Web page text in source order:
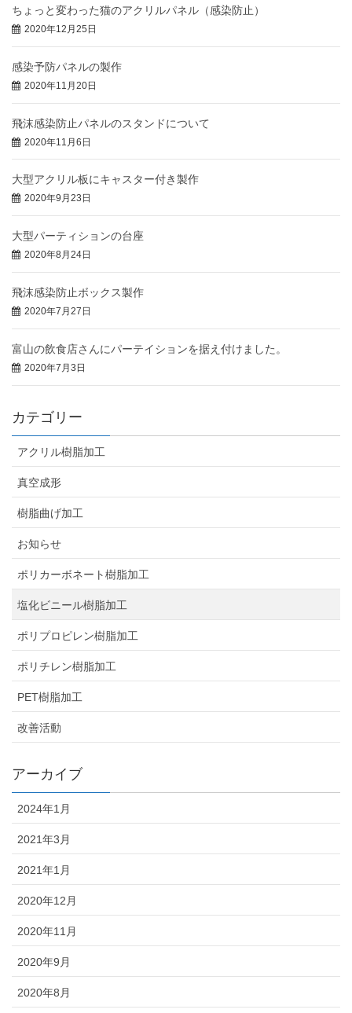
ちょっと変わった猫のアクリルパネル（感染防止）
2020年12月25日
感染予防パネルの製作
2020年11月20日
飛沫感染防止パネルのスタンドについて
2020年11月6日
大型アクリル板にキャスター付き製作
2020年9月23日
大型パーティションの台座
2020年8月24日
飛沫感染防止ボックス製作
2020年7月27日
富山の飲食店さんにパーテイションを据え付けました。
2020年7月3日
カテゴリー
アクリル樹脂加工
真空成形
樹脂曲げ加工
お知らせ
ポリカーボネート樹脂加工
塩化ビニール樹脂加工
ポリプロピレン樹脂加工
ポリチレン樹脂加工
PET樹脂加工
改善活動
アーカイブ
2024年1月
2021年3月
2021年1月
2020年12月
2020年11月
2020年9月
2020年8月